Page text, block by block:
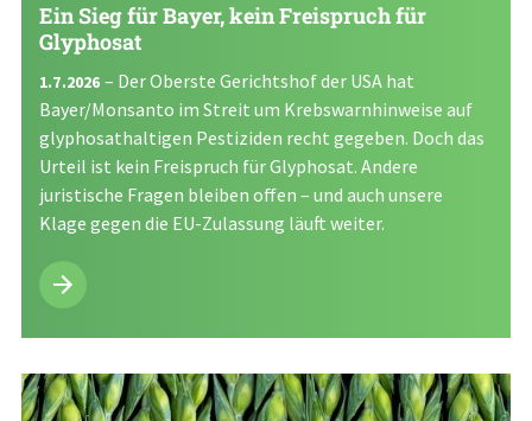
Ein Sieg für Bayer, kein Freispruch für
Glyphosat
1.7.2026 – Der Oberste Gerichtshof der USA hat
Bayer/Monsanto im Streit um Krebswarnhinweise auf
glyphosathaltigen Pestiziden recht gegeben. Doch das
Urteil ist kein Freispruch für Glyphosat. Andere
juristische Fragen bleiben offen – und auch unsere
Klage gegen die EU-Zulassung läuft weiter.